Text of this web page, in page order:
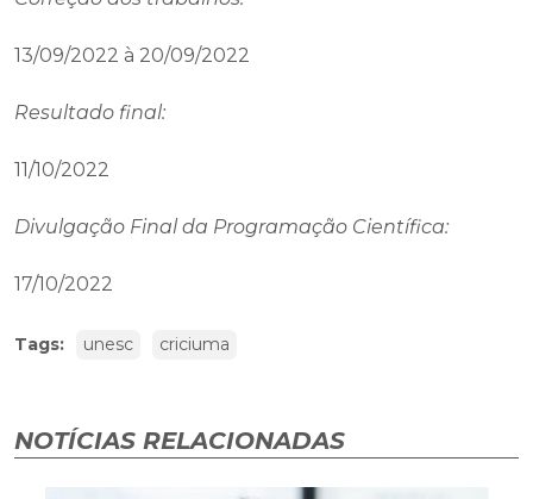
13/09/2022 à 20/09/2022
Resultado final:
11/10/2022
Divulgação Final da Programação Científica:
17/10/2022
Tags: unesc criciuma
NOTÍCIAS RELACIONADAS